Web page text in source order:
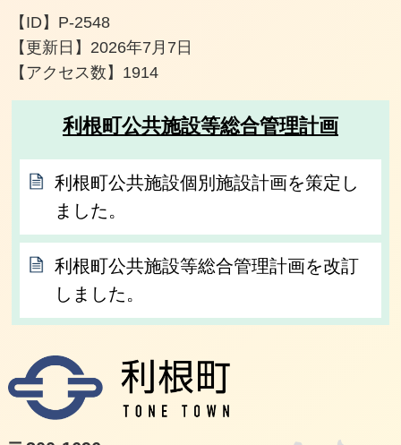
【ID】 P-2548
【更新日】 2026年7月7日
【アクセス数】 1914
利根町公共施設等総合管理計画
利根町公共施設個別施設計画を策定し
ました。
利根町公共施設等総合管理計画を改訂
しました。